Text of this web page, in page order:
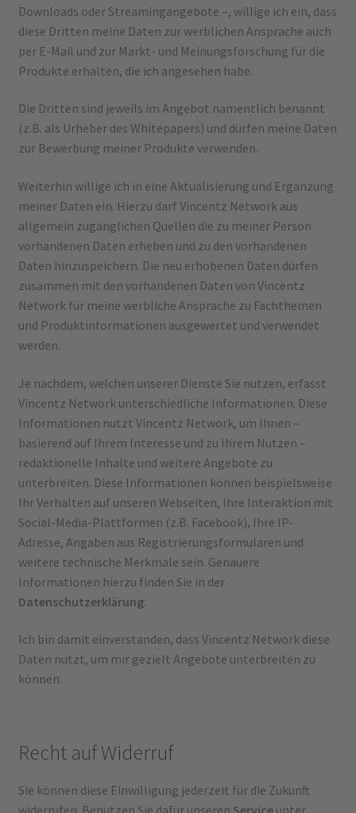
Downloads oder Streamingangebote –, willige ich ein, dass
diese Dritten meine Daten zur werblichen Ansprache auch
per E-Mail und zur Markt- und Meinungsforschung für die
Produkte erhalten, die ich angesehen habe.
Die Dritten sind jeweils im Angebot namentlich benannt
(z.B. als Urheber des Whitepapers) und dürfen meine Daten
zur Bewerbung meiner Produkte verwenden.
Weiterhin willige ich in eine Aktualisierung und Ergänzung
meiner Daten ein. Hierzu darf Vincentz Network aus
allgemein zugänglichen Quellen die zu meiner Person
vorhandenen Daten erheben und zu den vorhandenen
Daten hinzuspeichern. Die neu erhobenen Daten dürfen
zusammen mit den vorhandenen Daten von Vincentz
Network für meine werbliche Ansprache zu Fachthemen
und Produktinformationen ausgewertet und verwendet
werden.
Je nachdem, welchen unserer Dienste Sie nutzen, erfasst
Vincentz Network unterschiedliche Informationen. Diese
Informationen nutzt Vincentz Network, um Ihnen –
basierend auf Ihrem Interesse und zu Ihrem Nutzen –
redaktionelle Inhalte und weitere Angebote zu
unterbreiten. Diese Informationen können beispielsweise
Ihr Verhalten auf unseren Webseiten, Ihre Interaktion mit
Social-Media-Plattformen (z.B. Facebook), Ihre IP-
Adresse, Angaben aus Registrierungsformularen und
weitere technische Merkmale sein. Genauere
Informationen hierzu finden Sie in der
Datenschutzerklärung.
Ich bin damit einverstanden, dass Vincentz Network diese
Daten nutzt, um mir gezielt Angebote unterbreiten zu
können.
Recht auf Widerruf
Sie können diese Einwilligung jederzeit für die Zukunft
widerrufen. Benutzen Sie dafür unseren Service unter